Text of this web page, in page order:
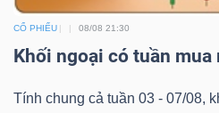
CỔ PHIẾU 08/08 21:30
Khối ngoại có tuần mua
Tính chung cả tuần 03 - 07/08,